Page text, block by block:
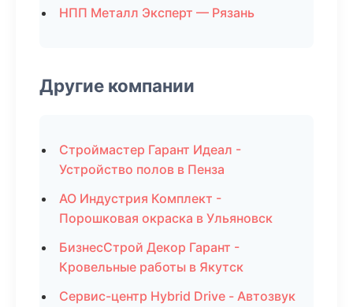
НПП Металл Эксперт — Рязань
Другие компании
Строймастер Гарант Идеал -
Устройство полов в Пенза
АО Индустрия Комплект -
Порошковая окраска в Ульяновск
БизнесСтрой Декор Гарант -
Кровельные работы в Якутск
Сервис-центр Hybrid Drive - Автозвук